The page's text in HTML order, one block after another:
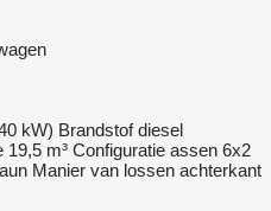
kW) Brandstof diesel
19,5 m³ Configuratie assen 6x2
Manier van lossen achterkant